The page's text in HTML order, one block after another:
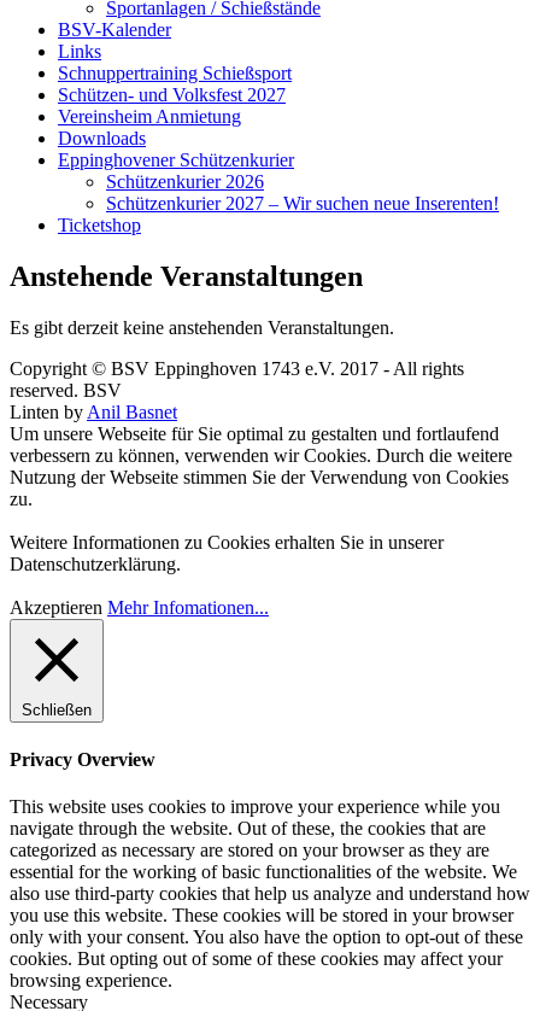
Sportanlagen / Schießstände
BSV-Kalender
Links
Schnuppertraining Schießsport
Schützen- und Volksfest 2027
Vereinsheim Anmietung
Downloads
Eppinghovener Schützenkurier
Schützenkurier 2026
Schützenkurier 2027 – Wir suchen neue Inserenten!
Ticketshop
Anstehende Veranstaltungen
Es gibt derzeit keine anstehenden Veranstaltungen.
Copyright © BSV Eppinghoven 1743 e.V. 2017 - All rights
reserved. BSV
Linten by Anil Basnet
Um unsere Webseite für Sie optimal zu gestalten und fortlaufend
verbessern zu können, verwenden wir Cookies. Durch die weitere
Nutzung der Webseite stimmen Sie der Verwendung von Cookies
zu.
Weitere Informationen zu Cookies erhalten Sie in unserer
Datenschutzerklärung.
Akzeptieren Mehr Infomationen...
Schließen
Privacy Overview
This website uses cookies to improve your experience while you
navigate through the website. Out of these, the cookies that are
categorized as necessary are stored on your browser as they are
essential for the working of basic functionalities of the website. We
also use third-party cookies that help us analyze and understand how
you use this website. These cookies will be stored in your browser
only with your consent. You also have the option to opt-out of these
cookies. But opting out of some of these cookies may affect your
browsing experience.
Necessary